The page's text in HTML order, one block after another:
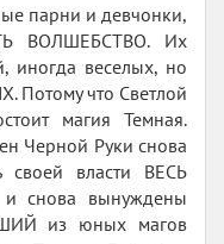
парни и девчонки,
ВОЛШЕБСТВО. Их
иногда веселых, но
что Светлой
магия Темная.
Черной Руки снова
своей власти ВЕСЬ
снова вынуждены
из юных магов